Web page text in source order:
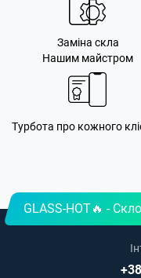
Заміна скла
Нашим майстром
Турбота про кожного
GLASS-HOT🔥 -